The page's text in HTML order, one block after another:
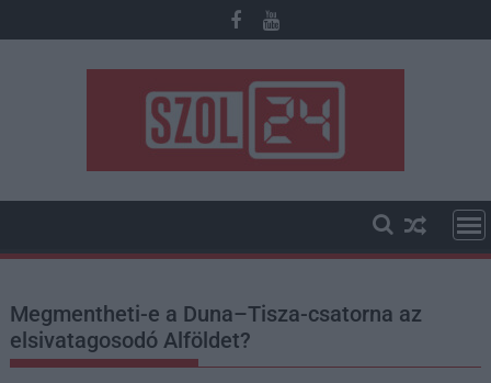
to
Megmentheti-e a Duna–Tisza-csatorna az
elsivatagosodó Alföldet?